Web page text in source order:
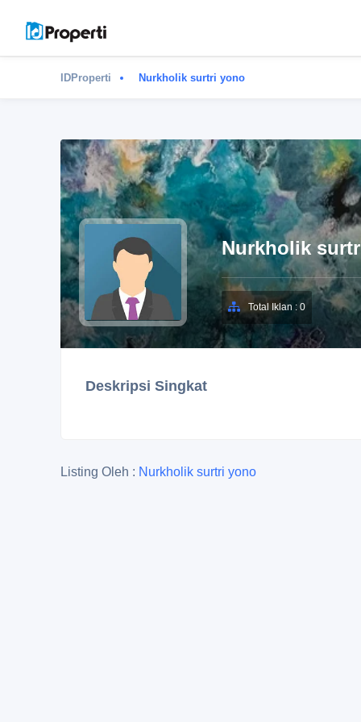
IDProperti Nurkholik surtri yono
Nurkholik
Total Iklan : 0
Deskripsi Singkat
Listing Oleh : Nurkholik surtri yono